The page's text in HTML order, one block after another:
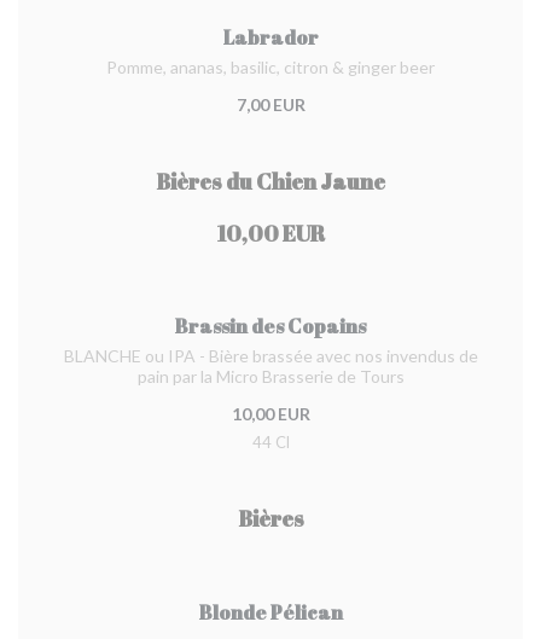
Labrador
Pomme, ananas, basilic, citron & ginger beer
7,00 EUR
Bières du Chien Jaune
10,00 EUR
Brassin des Copains
BLANCHE ou IPA - Bière brassée avec nos invendus de
pain par la Micro Brasserie de Tours
10,00 EUR
44 Cl
Bières
Blonde Pélican